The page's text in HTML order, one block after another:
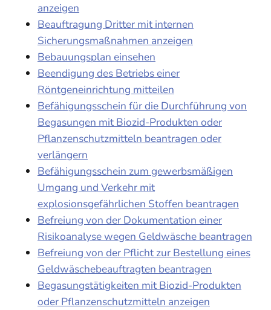
anzeigen
Beauftragung Dritter mit internen
Sicherungsmaßnahmen anzeigen
Bebauungsplan einsehen
Beendigung des Betriebs einer
Röntgeneinrichtung mitteilen
Befähigungsschein für die Durchführung von
Begasungen mit Biozid-Produkten oder
Pflanzenschutzmitteln beantragen oder
verlängern
Befähigungsschein zum gewerbsmäßigen
Umgang und Verkehr mit
explosionsgefährlichen Stoffen beantragen
Befreiung von der Dokumentation einer
Risikoanalyse wegen Geldwäsche beantragen
Befreiung von der Pflicht zur Bestellung eines
Geldwäschebeauftragten beantragen
Begasungstätigkeiten mit Biozid-Produkten
oder Pflanzenschutzmitteln anzeigen